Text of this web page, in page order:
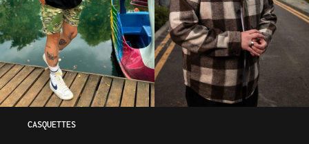
CASQUETTES